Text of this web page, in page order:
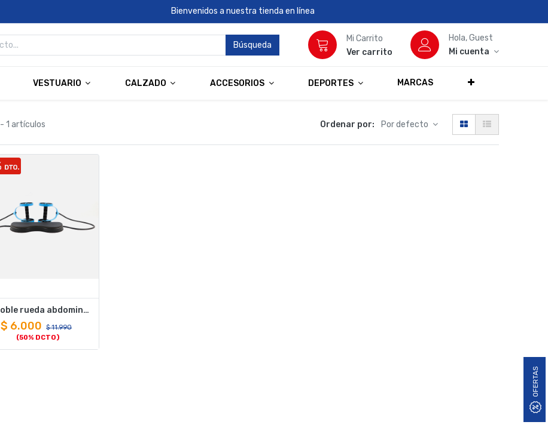
OFERTAS
Bienvenidos a nuestra tienda en línea
Búsqueda
Mi Carrito
Ver carrito
Hola, Guest
Mi cuenta
VESTUARIO CALZADO ACCESORIOS DEPORTES MARCAS
- 1 artículos Ordenar por: Por defecto
Set doble rueda abdominal con base
$ 6.000 $11.990
(50% DCTO)